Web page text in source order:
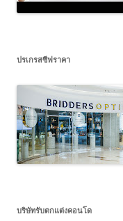
ปรเกรสซีฟราคา
บริษัทรับตกแต่งคอนโด